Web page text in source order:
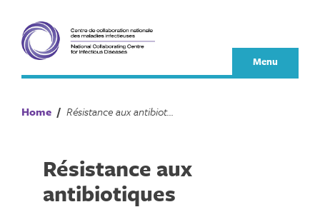
content
Menu
Home / Résistance aux antibiotiques
Résistance aux
antibiotiques